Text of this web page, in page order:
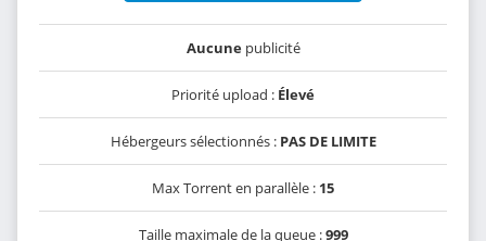
Aucunepublicité
Priorité upload : Élevé
Hébergeurs sélectionnés : PAS DE LIMITE
Max Torrent en parallèle : 15
Taille maximale de la queue :999